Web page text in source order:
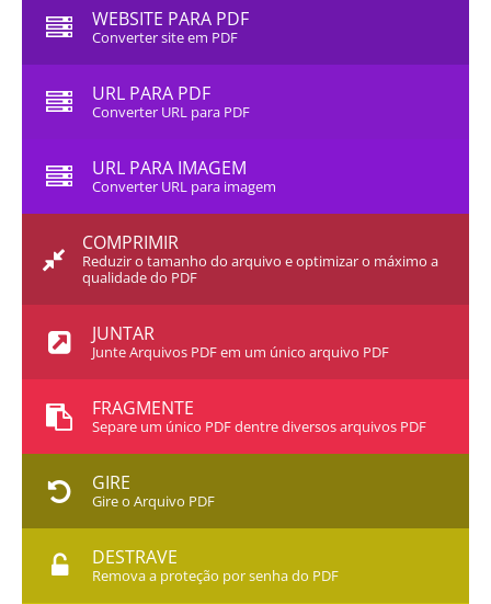
WEBSITE PARA PDF
Converter site em PDF
URL PARA PDF
Converter URL para PDF
URL PARA IMAGEM
Converter URL para imagem
COMPRIMIR
Reduzir o tamanho do arquivo e optimizar o máximo a
qualidade do PDF
JUNTAR
Junte Arquivos PDF em um único arquivo PDF
FRAGMENTE
Separe um único PDF dentre diversos arquivos PDF
GIRE
Gire o Arquivo PDF
DESTRAVE
Remova a proteção por senha do PDF